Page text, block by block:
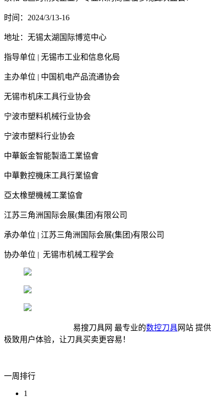
时间：2024/3/13-16
地址：无锡太湖国际博览中心
指导单位 | 无锡市工业和信息化局
主办单位 | 中国机电产品流通协会
无锡市机床工具行业协会
宁波市塑料机械行业协会
宁波市塑料行业协会
中華鈑金智能製造工業協會
中華數控機床工具行業協會
亞太橡塑機械工業協會
江苏三角洲国际会展(集团)有限公司
承办单位 | 江苏三角洲国际会展(集团)有限公司
协办单位 | 无锡市机械工程学会
易搜刀具网 最专业的数控刀具网站 提供
极致用户体验，让刀具买卖更容易！
一周排行
1